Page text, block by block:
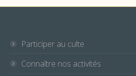
Participer au culte
Connaître nos activités